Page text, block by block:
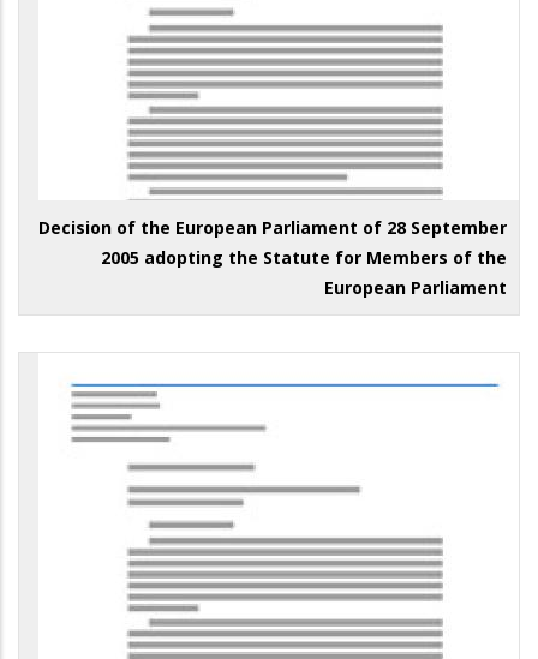
Decision of the European Parliament of 28 September
2005 adopting the Statute for Members of the
European Parliament